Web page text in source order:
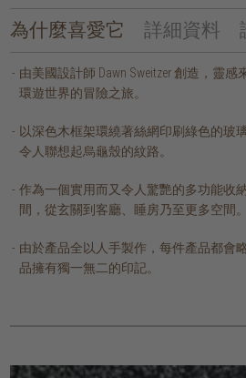
為什麼喜愛它 詳細資料
由美國設計師 Dawn Sweitzer 創造，靈
環遊世界的冒險之旅。
以深色木框架環繞著絲網印刷綠色的玻
令人聯想起烏龜殼的紋路。
作為一個實用而又令人驚艷的多功能收
間，從玄關到客廳、睡房乃至更多空間。
由於產品全以人手製作，每件產品都會
品擁有獨一無二的印記。